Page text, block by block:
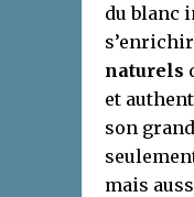
du blanc
naturels
et
son
mais